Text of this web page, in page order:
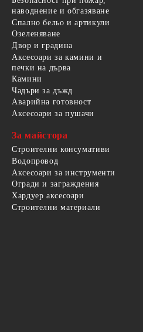
наводнение и обгазяване
Спално бельо и артикули
Озеленяване
Двор и градина
Аксесоари за камини и
печки на дърва
Камини
Чадъри за дъжд
Аварийна готовност
Аксесоари за пушачи
За майстора
Строителни консумативи
Водопровод
Аксесоари за инструменти
Огради и заграждения
Хардуер аксесоари
Строителни материали